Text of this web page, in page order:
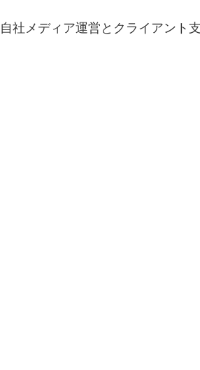
自社メディア運営とクライアント